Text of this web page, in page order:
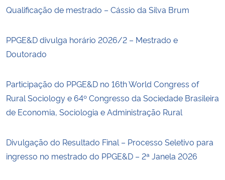
Qualificação de mestrado – Cássio da Silva Brum
PPGE&D divulga horário 2026/2 – Mestrado e
Doutorado
Participação do PPGE&D no 16th World Congress of
Rural Sociology e 64º Congresso da Sociedade Brasileira
de Economia, Sociologia e Administração Rural
Divulgação do Resultado Final – Processo Seletivo para
ingresso no mestrado do PPGE&D – 2ª Janela 2026